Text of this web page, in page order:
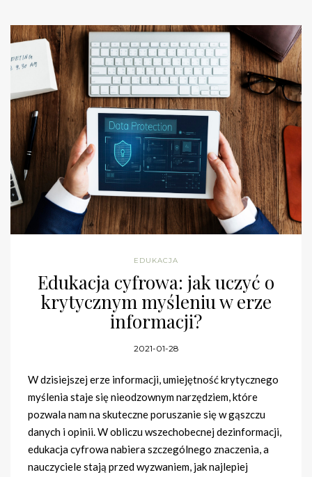
EDUKACJA
Edukacja cyfrowa: jak uczyć o
krytycznym myśleniu w erze
informacji?
2021-01-28
W dzisiejszej erze informacji, umiejętność krytycznego
myślenia staje się nieodzownym narzędziem, które
pozwala nam na skuteczne poruszanie się w gąszczu
danych i opinii. W obliczu wszechobecnej dezinformacji,
edukacja cyfrowa nabiera szczególnego znaczenia, a
nauczyciele stają przed wyzwaniem, jak najlepiej